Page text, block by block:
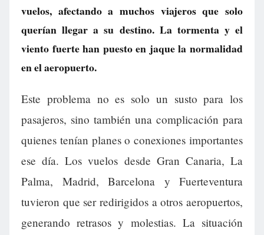
vuelos, afectando a muchos viajeros que solo
querían llegar a su destino. La tormenta y el
viento fuerte han puesto en jaque la normalidad
en el aeropuerto.
Este problema no es solo un susto para los
pasajeros, sino también una complicación para
quienes tenían planes o conexiones importantes
ese día. Los vuelos desde Gran Canaria, La
Palma, Madrid, Barcelona y Fuerteventura
tuvieron que ser redirigidos a otros aeropuertos,
generando retrasos y molestias. La situación